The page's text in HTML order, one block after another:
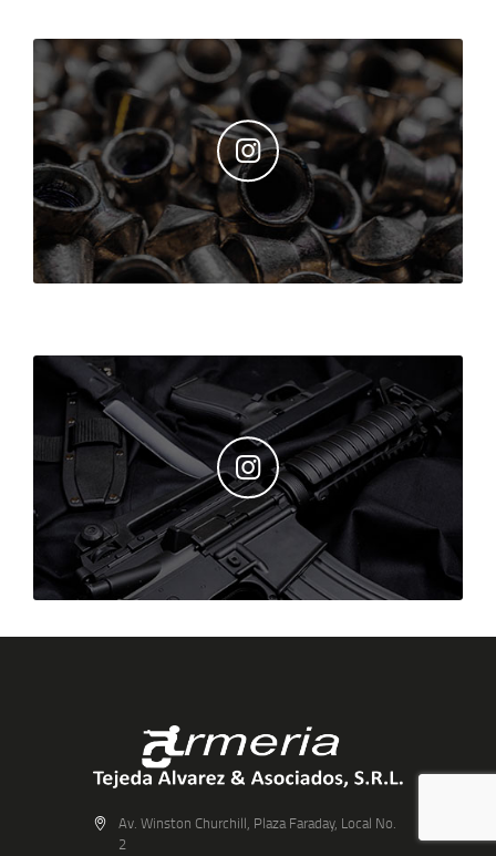
Av. Winston Churchill, Plaza Faraday, Local No.
2